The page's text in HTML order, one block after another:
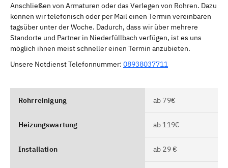
Anschließen von Armaturen oder das Verlegen von Rohren. Dazu
können wir telefonisch oder per Mail einen Termin vereinbaren
tagsüber unter der Woche. Dadurch, dass wir über mehrere
Standorte und Partner in Niederfüllbach verfügen, ist es uns
möglich ihnen meist schneller einen Termin anzubieten.
Unsere Notdienst Telefonnummer: 08938037711
Rohrreinigung ab 79€
Heizungswartung ab 119€
Installation ab 29 €